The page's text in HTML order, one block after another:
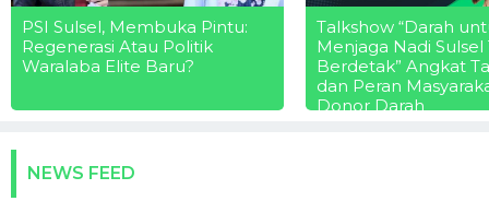
PSI Sulsel, Membuka Pintu:
Regenerasi Atau Politik
Waralaba Elite Baru?
Talkshow “Darah
Menjaga Nadi Sulsel
Berdetak” Angkat
dan Peran
Donor Darah
NEWS FEED